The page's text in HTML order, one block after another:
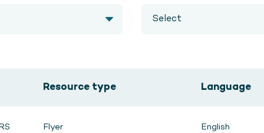
Resource type Language
Flyer English